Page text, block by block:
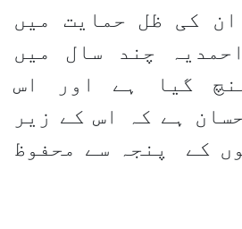
ان کی ظل حمایت میں
چند سال میں
گیا ہے اور اس
ہے کہ اس کے زیر
کے پنجہ سے محفوظ